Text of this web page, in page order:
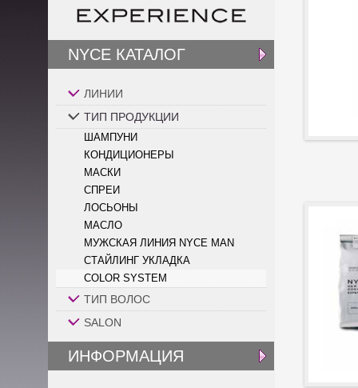
NYCE КАТАЛОГ
ЛИНИИ
ТИП ПРОДУКЦИИ
ШАМПУНИ
КОНДИЦИОНЕРЫ
МАСКИ
СПРЕИ
ЛОСЬОНЫ
МАСЛО
МУЖСКАЯ ЛИНИЯ NYCE MAN
СТАЙЛИНГ УКЛАДКА
COLOR SYSTEM
ТИП ВОЛОС
SALON
ИНФОРМАЦИЯ